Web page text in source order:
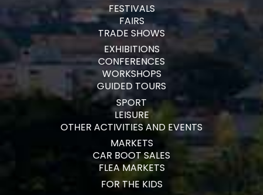
FESTIVALS
FAIRS
TRADE SHOWS
EXHIBITIONS
CONFERENCES
WORKSHOPS
GUIDED TOURS
SPORT
LEISURE
OTHER ACTIVITIES AND EVENTS
MARKETS
CAR BOOT SALES
FLEA MARKETS
FOR THE KIDS